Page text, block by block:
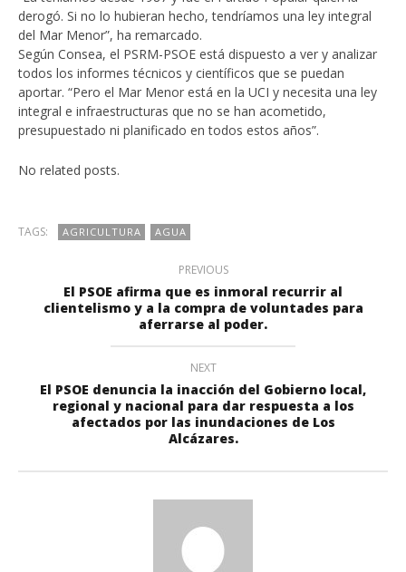
derogó. Si no lo hubieran hecho, tendríamos una ley integral
del Mar Menor”, ha remarcado.
Según Consea, el PSRM-PSOE está dispuesto a ver y analizar
todos los informes técnicos y científicos que se puedan
aportar. “Pero el Mar Menor está en la UCI y necesita una ley
integral e infraestructuras que no se han acometido,
presupuestado ni planificado en todos estos años”.
No related posts.
TAGS: AGRICULTURA AGUA
PREVIOUS
El PSOE afirma que es inmoral recurrir al
clientelismo y a la compra de voluntades para
aferrarse al poder.
NEXT
El PSOE denuncia la inacción del Gobierno local,
regional y nacional para dar respuesta a los
afectados por las inundaciones de Los
Alcázares.